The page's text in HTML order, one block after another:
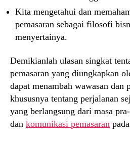
Kita mengetahui dan
pemasaran sebagai filosofi
menyertainya.
Demikianlah ulasan singkat
pemasaran yang diungkapkan
dapat menambah wawasan dan
khususnya tentang perjalanan
yang berlangsung dari masa
dan komunikasi pemasaran